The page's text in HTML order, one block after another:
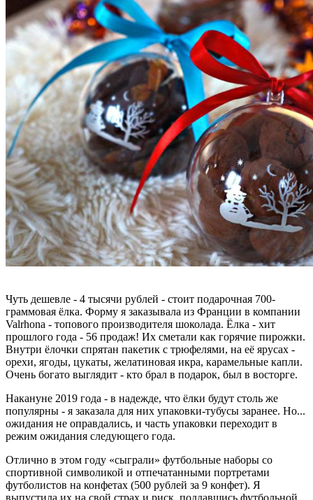
Чуть дешевле - 4 тысячи рублей - стоит подарочная 700-
граммовая ёлка. Форму я заказывала из Франции в компании
Valrhona - топового производителя шоколада. Ёлка - хит
прошлого года - 56 продаж! Их сметали как горячие пирожки.
Внутри ёлочки спрятан пакетик с трюфелями, на её ярусах -
орехи, ягоды, цукаты, желатиновая икра, карамельные капли.
Очень богато выглядит - кто брал в подарок, был в восторге.
Накануне 2019 года - в надежде, что ёлки будут столь же
популярны - я заказала для них упаковки-тубусы заранее. Но...
ожидания не оправдались, и часть упаковки переходит в
режим ожидания следующего года.
Отлично в этом году «сыграли» футбольные наборы со
спортивной символикой и отпечатанными портретами
футболистов на конфетах (500 рублей за 9 конфет). Я
выпустила их на свой страх и риск, поддавшись футбольной